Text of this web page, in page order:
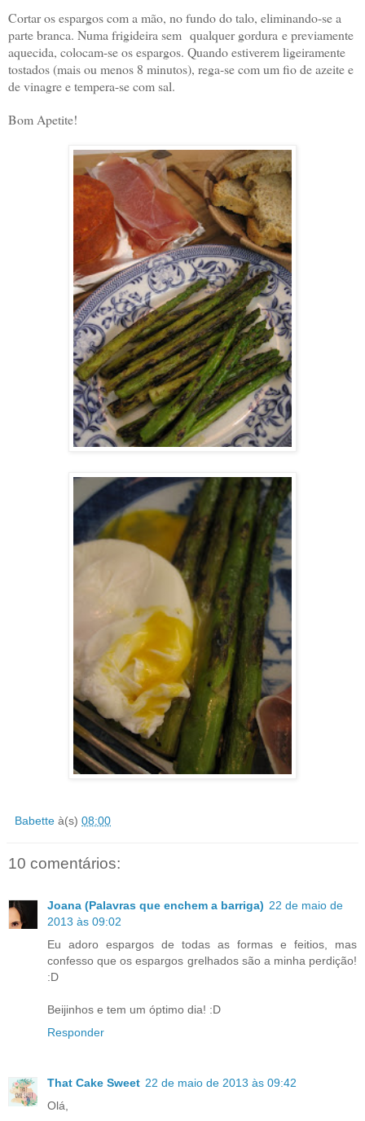
Cortar os espargos com a mão, no fundo do talo, eliminando-se a
parte branca. Numa frigideira sem qualquer gordura e previamente
aquecida, colocam-se os espargos. Quando estiverem ligeiramente
tostados (mais ou menos 8 minutos), rega-se com um fio de azeite e
de vinagre e tempera-se com sal.
Bom Apetite!
Babette à(s) 08:00
10 comentários:
Joana (Palavras que enchem a barriga) 22 de maio de
2013 às 09:02
Eu adoro espargos de todas as formas e feitios, mas
confesso que os espargos grelhados são a minha perdição!
:D
Beijinhos e tem um óptimo dia! :D
Responder
That Cake Sweet 22 de maio de 2013 às 09:42
Olá,